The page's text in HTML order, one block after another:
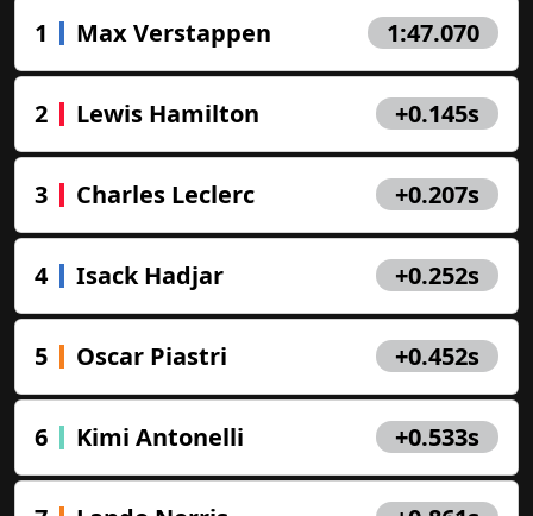
1 Max Verstappen 1:47.070
2 Lewis Hamilton +0.145s
3 Charles Leclerc +0.207s
4 Isack Hadjar +0.252s
5 Oscar Piastri +0.452s
6 Kimi Antonelli +0.533s